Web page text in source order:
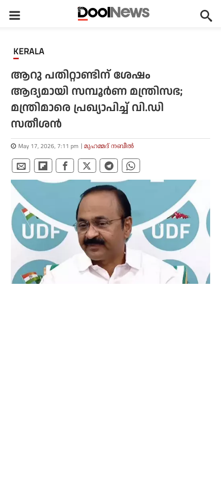
KERALA
ആറു പതിറ്റാണ്ടിന് ശേഷം
ആദ്യമായി സമ്പൂർണ മന്ത്രിസഭ;
മന്ത്രിമാരെ പ്രഖ്യാപിച്ച് വി.ഡി
സതീശൻ
May 17, 2026, 7:11 pm മുഹമ്മദ് നബീല്‍